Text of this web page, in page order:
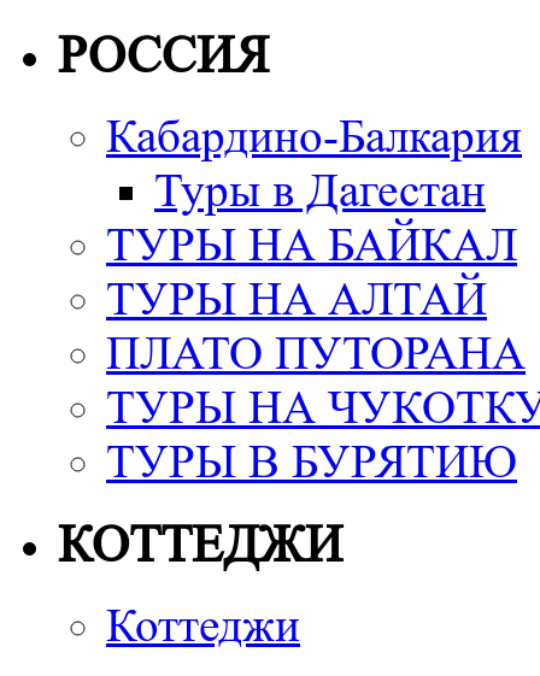
РОССИЯ
Кабардино-Балкария
Туры в Дагестан
ТУРЫ НА БАЙКАЛ
ТУРЫ НА АЛТАЙ
ПЛАТО ПУТОРАНА
ТУРЫ НА
ТУРЫ В БУРЯТИЮ
КОТТЕДЖИ
Коттеджи